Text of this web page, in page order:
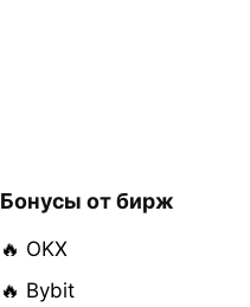
Бонусы от бирж
🔥 OKX
🔥 Bybit